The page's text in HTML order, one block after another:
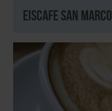
Eiscafe San Marco